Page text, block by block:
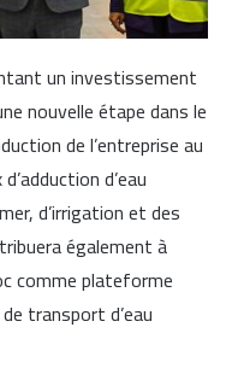
un investissement
nouvelle étape dans le
de l’entreprise au
d’eau
d’irrigation et des
également à
comme plateforme
transport d’eau